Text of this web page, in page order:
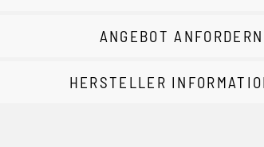
ANGEBOT ANFORDERN
HERSTELLER